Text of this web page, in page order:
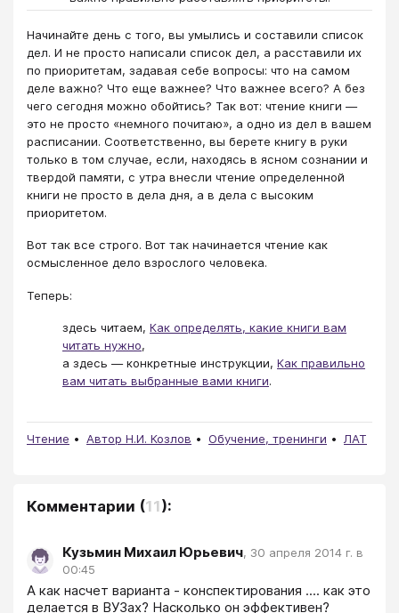
Начинайте день с того, вы умылись и составили список
дел. И не просто написали список дел, а расставили их
по приоритетам, задавая себе вопросы: что на самом
деле важно? Что еще важнее? Что важнее всего? А без
чего сегодня можно обойтись? Так вот: чтение книги —
это не просто «немного почитаю», а одно из дел в вашем
расписании. Соответственно, вы берете книгу в руки
только в том случае, если, находясь в ясном сознании и
твердой памяти, с утра внесли чтение определенной
книги не просто в дела дня, а в дела с высоким
приоритетом.
Вот так все строго. Вот так начинается чтение как
осмысленное дело взрослого человека.
Теперь:
здесь читаем, Как определять, какие книги вам
читать нужно,
а здесь — конкретные инструкции, Как правильно
вам читать выбранные вами книги.
Чтение Автор Н.И. Козлов Обучение, тренинги ЛАТ
Комментарии (11):
Кузьмин Михаил Юрьевич, 30 апреля 2014 г. в
00:45
А как насчет варианта - конспектирования .... как это
делается в ВУЗах? Насколько он эффективен?